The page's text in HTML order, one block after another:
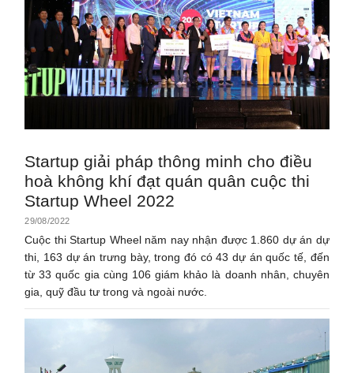
Startup giải pháp thông minh cho điều
hoà không khí đạt quán quân cuộc thi
Startup Wheel 2022
29/08/2022
Cuộc thi Startup Wheel năm nay nhận được 1.860 dự án dự
thi, 163 dự án trưng bày, trong đó có 43 dự án quốc tế, đến
từ 33 quốc gia cùng 106 giám khảo là doanh nhân, chuyên
gia, quỹ đầu tư trong và ngoài nước.